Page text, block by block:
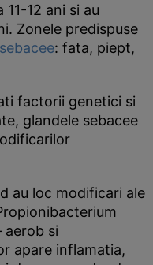
12 ani si au
Zonele predispuse
: fata, piept,
factorii genetici si
glandele sebacee
au loc modificari ale
aerob si
apare inflamatia,